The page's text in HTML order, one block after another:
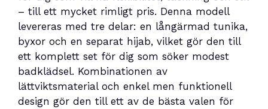
– till ett mycket rimligt pris. Denna modell
levereras med tre delar: en långärmad tunika,
byxor och en separat hijab, vilket gör den till
ett komplett set för dig som söker modest
badklädsel. Kombinationen av
lättviktsmaterial och enkel men funktionell
design gör den till ett av de bästa valen för